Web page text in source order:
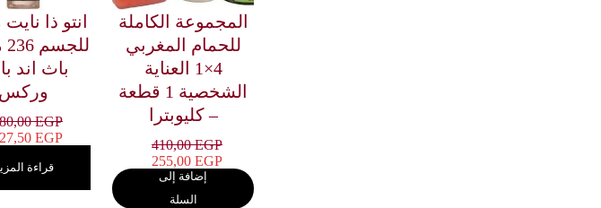
المجموعة الكاملة
للحمام المغربي
4×1 العناية
الشخصية 1 قطعة
– كليوبترا
410,00EGP
255,00 EGP
إضافة إلى
السلة
انتو ذا
باث اند
وركس
EGP
EGP
قراءة